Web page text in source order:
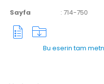
Sayfa
: 714-750
Bu eserin tam